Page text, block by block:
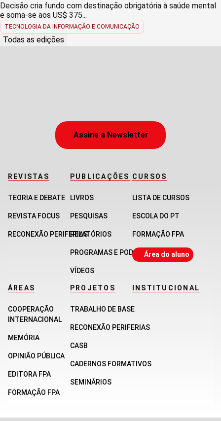
Decisão cria fundo com destinação obrigatória à saúde mental
e soma-se aos US$ 375...
TECNOLOGIA DA INFORMAÇÃO E COMUNICAÇÃO
Todas as edições
Assine a Newsletter
REVISTAS
TEORIA E DEBATE
REVISTA FOCUS
RECONEXÃO PERIFERIAS
PUBLICAÇÕES
LIVROS
PESQUISAS
RELATÓRIOS
PROGRAMAS E PODCASTS
VÍDEOS
CURSOS
LISTA DE CURSOS
ESCOLA DO PT
FORMAÇÃO FPA
Área do aluno
ÁREAS
COOPERAÇÃO
INTERNACIONAL
MEMÓRIA
OPINIÃO PÚBLICA
EDITORA FPA
FORMAÇÃO FPA
PROJETOS
TRABALHO DE BASE
RECONEXÃO PERIFERIAS
CASB
CADERNOS FORMATIVOS
SEMINÁRIOS
INSTITUCIONAL